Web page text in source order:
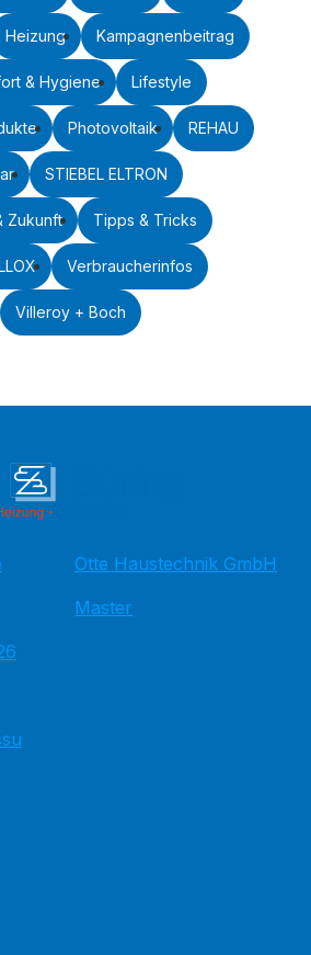
Heizung Kampagnenbeitrag
& Hygiene Lifestyle
Photovoltaik REHAU
STIEBEL ELTRON
Zukunft Tipps & Tricks
Verbraucherinfos
Villeroy + Boch
Otte Haustechnik GmbH
Master